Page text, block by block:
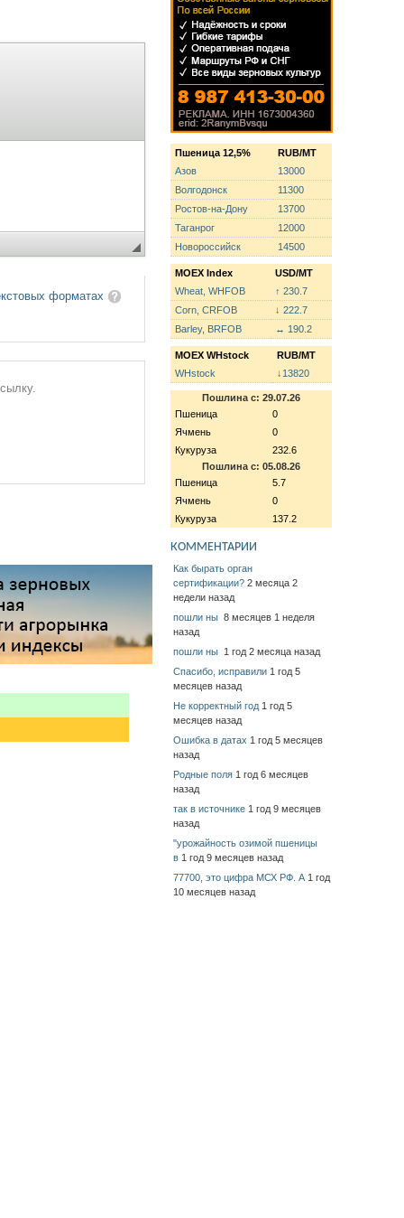
форматах
Пшеница 12,5%
RUB/MT
Азов
13000
Волгодонск
11300
Ростов-на-Дону
13700
Таганрог
12000
Новороссийск
14500
MOEX Index
USD/MT
Wheat, WHFOB
↑ 230.7
Corn, CRFOB
↓ 222.7
Barley, BRFOB
↔ 190.2
MOEX WHstock
RUB/MT
WHstock
↓13820
Пошлина с: 29.07.26
Пшеница
0
Ячмень
0
Кукуруза
232.6
Пошлина с: 05.08.26
Пшеница
5.7
Ячмень
0
Кукуруза
137.2
КОММЕНТАРИИ
Как бырать орган
сертификации? 2 месяца 2
недели назад
пошли ны 8 месяцев 1 неделя
назад
пошли ны 1 год 2 месяца назад
Спасибо, исправили 1 год 5
месяцев назад
Не корректный год 1 год 5
месяцев назад
Ошибка в датах 1 год 5 месяцев
назад
Родные поля 1 год 6 месяцев
назад
так в источнике 1 год 9 месяцев
назад
"урожайность озимой пшеницы
в 1 год 9 месяцев назад
77700, это цифра МСХ РФ. А 1 год
10 месяцев назад